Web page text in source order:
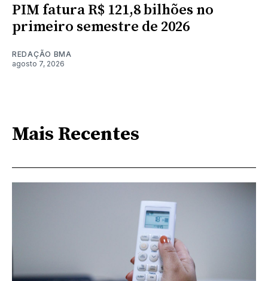
PIM fatura R$ 121,8 bilhões no
primeiro semestre de 2026
REDAÇÃO BMA
agosto 7, 2026
Mais Recentes